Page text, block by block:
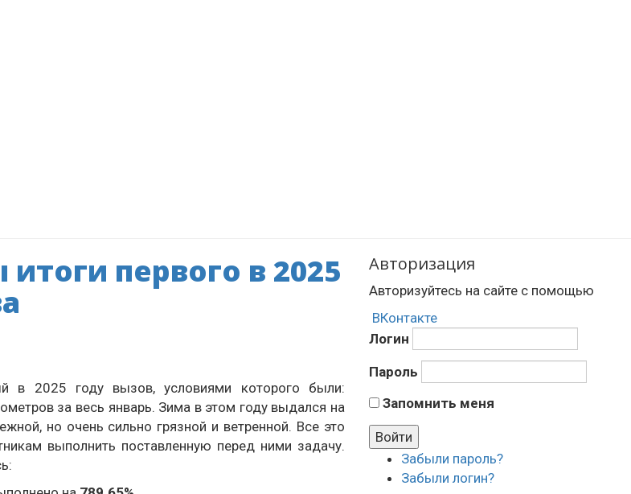
первого в 2025
в 2025 году вызов, условиями которого были:
за весь январь. Зима в этом году выдался на
но очень сильно грязной и ветренной. Все это
выполнить поставленную перед ними задачу.
Авторизация
Авторизуйтесь на сайте с помощью
ВКонтакте
Логин
Пароль
Запомнить меня
Забыли пароль?
Забыли логин?